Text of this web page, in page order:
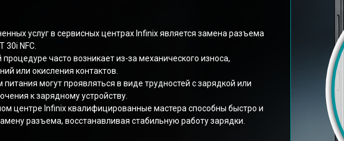
услуг в сервисных центрах Infinix является замена разъема
30i NFC.
часто возникает из-за механического износа,
или окисления контактов.
могут проявляться в виде трудностей с зарядкой или
к зарядному устройству.
центре Infinix квалифицированные мастера способны быстро и
разъема, восстанавливая стабильную работу зарядки.